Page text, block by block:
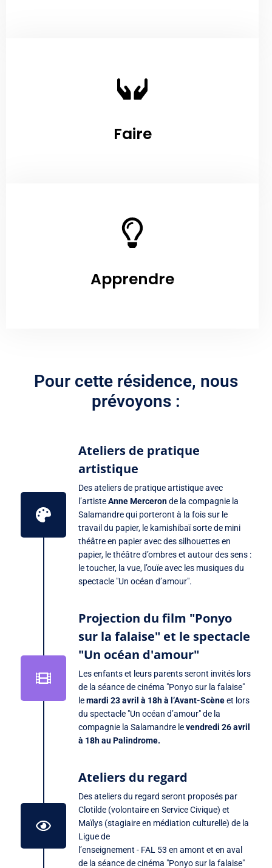
Faire
Apprendre
Pour cette résidence, nous
prévoyons :
Ateliers de pratique
artistique
Des ateliers de pratique artistique avec
l’artisteAnne Merceronde la compagnie la
Salamandre qui porteront à la fois sur le
travail du papier, le kamishibaï sorte de mini
théâtre en papier avec des silhouettes en
papier, le théâtre d’ombres et autour des sens :
le toucher, la vue, l’ouïe avec les musiques du
spectacle "Un océan d’amour".
Projection du film "Ponyo
sur la falaise" et le spectacle
"Un océan d'amour"
Les enfants et leurs parents seront invités lors
de la séance de cinéma "Ponyo sur la falaise"
lemardi 23 avril à 18h à l’Avant-Scèneet lors
du spectacle "Un océan d’amour" de la
compagnie la Salamandre levendredi 26 avril
à 18h au Palindrome.
Ateliers du regard
Des ateliers du regard seront proposés par
Clotilde (volontaire en Service Civique) et
Maïlys (stagiaire en médiation culturelle) de la
Ligue de
l’enseignement - FAL 53 en amont et en aval
de la séance de cinéma "Ponyo sur la falaise"